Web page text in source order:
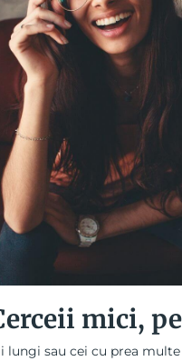
mici,
lungi sau cei cu prea